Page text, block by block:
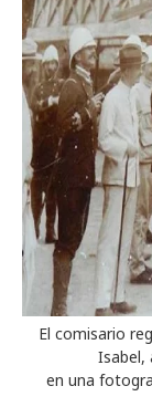
El comisario
Isabel,
en una